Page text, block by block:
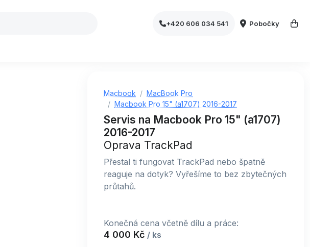
+420 606 034 541 Pobočky
Macbook
MacBook Pro
Macbook Pro 15" (a1707) 2016-2017
Servis na Macbook Pro 15" (a1707)
2016-2017
Oprava TrackPad
Přestal ti fungovat TrackPad nebo špatně
reaguje na dotyk? Vyřešíme to bez zbytečných
průtahů.
Konečná cena včetně dílu a práce:
4 000 Kč / ks